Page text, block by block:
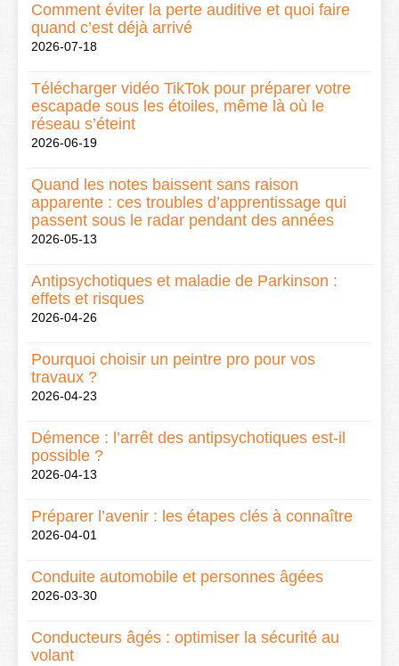
Comment éviter la perte auditive et quoi faire
quand c’est déjà arrivé
2026-07-18
Télécharger vidéo TikTok pour préparer votre
escapade sous les étoiles, même là où le
réseau s’éteint
2026-06-19
Quand les notes baissent sans raison
apparente : ces troubles d’apprentissage qui
passent sous le radar pendant des années
2026-05-13
Antipsychotiques et maladie de Parkinson :
effets et risques
2026-04-26
Pourquoi choisir un peintre pro pour vos
travaux ?
2026-04-23
Démence : l’arrêt des antipsychotiques est-il
possible ?
2026-04-13
Préparer l’avenir : les étapes clés à connaître
2026-04-01
Conduite automobile et personnes âgées
2026-03-30
Conducteurs âgés : optimiser la sécurité au
volant